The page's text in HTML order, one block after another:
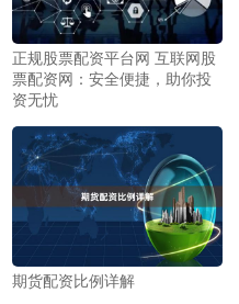
正规股票配资平台网 互联网股
票配资网：安全便捷，助你投
资无忧
期货配资比例详解